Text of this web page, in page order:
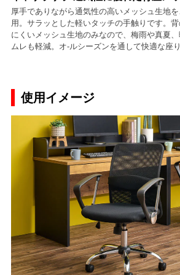
厚手でありながら通気性の高いメッシュ生地
用。サラッとした軽いタッチの手触りです。
にくいメッシュ生地のみなので、梅雨や真夏
ムレも軽減。オ-ルシーズンを通して快適な座り
使用イメージ